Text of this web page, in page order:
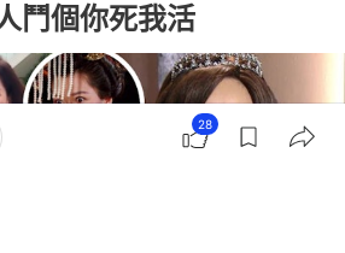
鬥個你死我活
28